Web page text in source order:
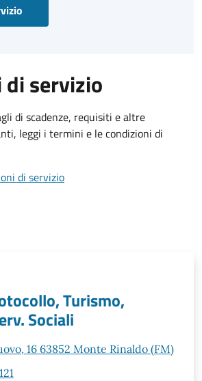
di servizio
di scadenze, requisiti e altre
leggi i termini e le condizioni di
di servizio
Turismo,
Sociali
16 63852 Monte Rinaldo (FM)